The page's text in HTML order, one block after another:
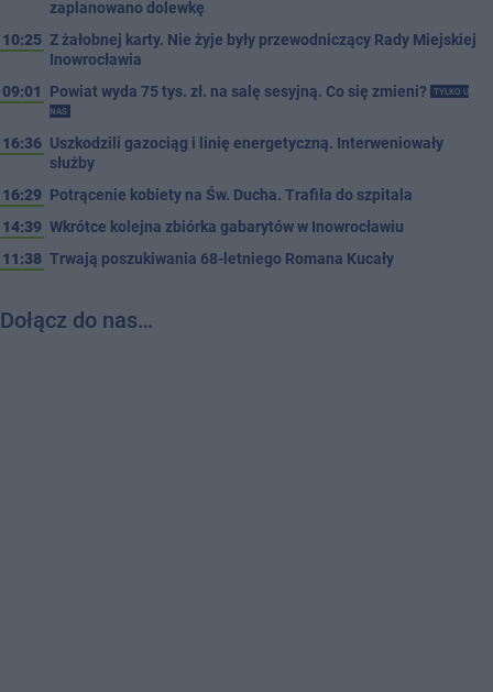
zaplanowano dolewkę
10:25 Z żałobnej karty. Nie żyje były przewodniczący Rady Miejskiej
Inowrocławia
09:01
Powiat wyda 75 tys. zł. na salę sesyjną. Co się zmieni?
TYLKO U
NAS
16:36 Uszkodzili gazociąg i linię energetyczną. Interweniowały
służby
16:29 Potrącenie kobiety na Św. Ducha. Trafiła do szpitala
14:39 Wkrótce kolejna zbiórka gabarytów w Inowrocławiu
11:38 Trwają poszukiwania 68-letniego Romana Kucały
Dołącz do nas…